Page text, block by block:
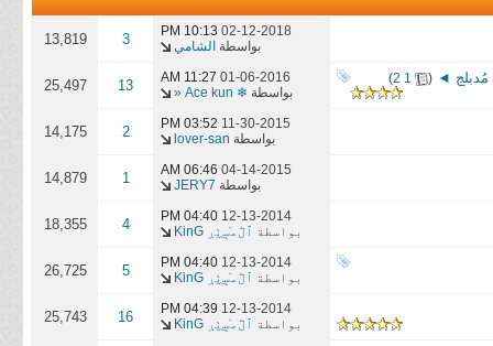
02-12-2018
10:13 PM
بواسطة الشامي 3
13,819
مُدبلج ◄ (
1
2
)
01-06-2016
11:27 AM
بواسطة ❄ Ace kun «
13
25,497
11-30-2015
03:52 PM
بواسطة lover-san
2
14,175
04-14-2015
06:46 AM
بواسطة JERY7
1
14,879
12-13-2014
04:40 PM
بواسطة ٱڷﻣ̝̚ﺳ̭͠ٺڔ KinG 4
18,355
12-13-2014
04:40 PM
بواسطة ٱڷﻣ̝̚ﺳ̭͠ٺڔ KinG 5
26,725
12-13-2014
04:39 PM
بواسطة ٱڷﻣ̝̚ﺳ̭͠ٺڔ KinG 16
25,743